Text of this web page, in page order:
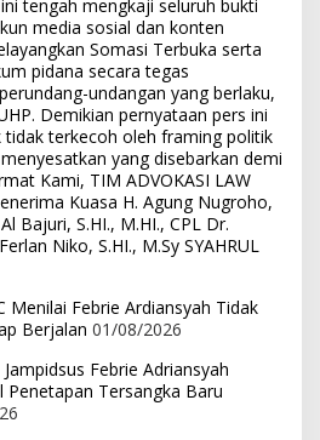
tengah mengkaji seluruh bukti
media sosial dan konten
Somasi Terbuka serta
pidana secara tegas
undangan yang berlaku,
Demikian pernyataan pers ini
tidak terkecoh oleh framing politik
yang disebarkan demi
Kami, TIM ADVOKASI LAW
Kuasa H. Agung Nugroho,
Bajuri, S.HI., M.HI., CPL Dr.
Niko, S.HI., M.Sy SYAHRUL
Menilai Febrie Ardiansyah Tidak
Berjalan 01/08/2026
Febrie Adriansyah
Tersangka Baru